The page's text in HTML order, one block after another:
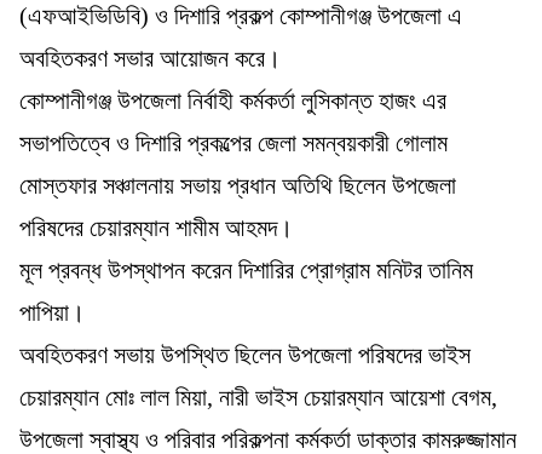
(এফআইভিডিবি) ও দিশারি প্রকল্প কোম্পানীগঞ্জ উপজেলা এ
অবহিতকরণ সভার আয়োজন করে।
কোম্পানীগঞ্জ উপজেলা নির্বাহী কর্মকর্তা লুসিকান্ত হাজং এর
সভাপতিত্বে ও দিশারি প্রকল্পের জেলা সমন্বয়কারী গোলাম
মোস্তফার সঞ্চালনায় সভায় প্রধান অতিথি ছিলেন উপজেলা
পরিষদের চেয়ারম্যান শামীম আহমদ।
মূল প্রবন্ধ উপস্থাপন করেন দিশারির প্রোগ্রাম মনিটর তানিম
পাপিয়া।
অবহিতকরণ সভায় উপস্থিত ছিলেন উপজেলা পরিষদের ভাইস
চেয়ারম্যান মোঃ লাল মিয়া, নারী ভাইস চেয়ারম্যান আয়েশা বেগম,
উপজেলা স্বাস্থ্য ও পরিবার পরিকল্পনা কর্মকর্তা ডাক্তার কামরুজ্জামান